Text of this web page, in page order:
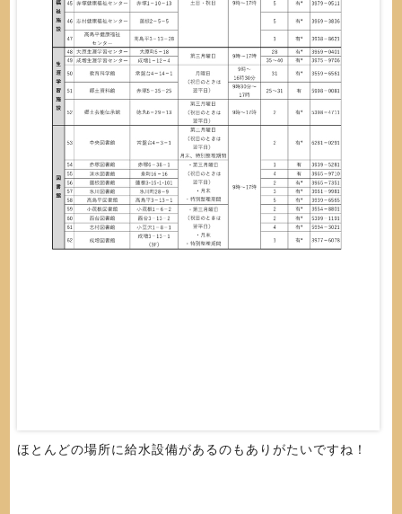
ほとんどの場所に給水設備があるのもありがたいですね！